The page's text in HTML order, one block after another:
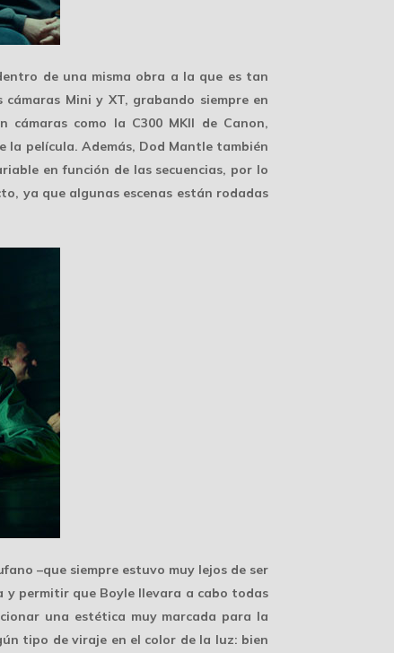
de una misma obra a la que es tan
cámaras Mini y XT, grabando siempre en
cámaras como la C300 MKII de Canon,
la película. Además, Dod Mantle también
en función de las secuencias, por lo
ya que algunas escenas están rodadas
–que siempre estuvo muy lejos de ser
y permitir que Boyle llevara a cabo todas
una estética muy marcada para la
tipo deviraje en el color de la luz: bien